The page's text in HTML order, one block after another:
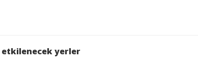
bölgelerinde 16/04/2026 10:00:00 - 16/04/
yapılacaktır.
etkilenecek yerler